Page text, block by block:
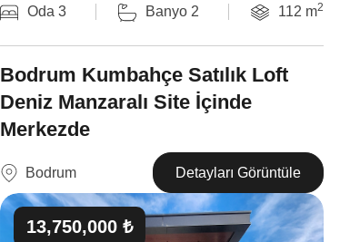
Oda 3 Banyo 2 112 m2
Bodrum Kumbahçe Satılık Loft
Deniz Manzaralı Site İçinde
Merkezde
Bodrum Detayları Görüntüle
13,750,000 ₺